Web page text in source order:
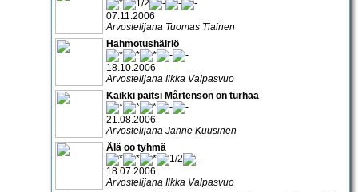
07.11.2006
Arvostelijana Tuomas Tiainen
Hahmotushäiriö
18.10.2006
Arvostelijana Ilkka Valpasvuo
Kaikki paitsi Mårtenson on turhaa
21.08.2006
Arvostelijana Janne Kuusinen
Älä oo tyhmä
18.07.2006
Arvostelijana Ilkka Valpasvuo